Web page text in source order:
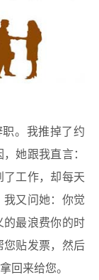
。我推掉了约
她跟我直言：
工作，却每天
我又问她：你觉
的最浪费你的时
您贴发票，然后
回来给您。